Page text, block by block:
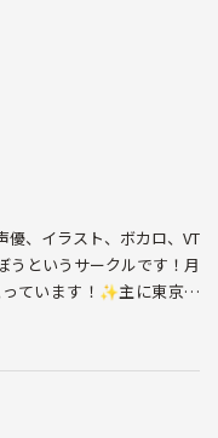
優、イラスト、ボカロ、VT
うというサークルです！月
ています！✨主に東京神
オケ等が好きな友達どう
ベントなどを考えていきた
たいと思っています！